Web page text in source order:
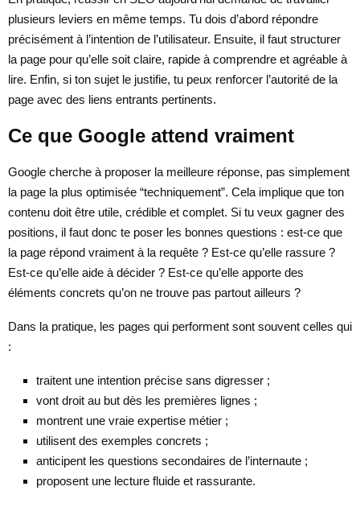
plusieurs leviers en même temps. Tu dois d’abord répondre
précisément à l’intention de l’utilisateur. Ensuite, il faut structurer
la page pour qu’elle soit claire, rapide à comprendre et agréable à
lire. Enfin, si ton sujet le justifie, tu peux renforcer l’autorité de la
page avec des liens entrants pertinents.
Ce que Google attend vraiment
Google cherche à proposer la meilleure réponse, pas simplement
la page la plus optimisée “techniquement”. Cela implique que ton
contenu doit être utile, crédible et complet. Si tu veux gagner des
positions, il faut donc te poser les bonnes questions : est-ce que
la page répond vraiment à la requête ? Est-ce qu’elle rassure ?
Est-ce qu’elle aide à décider ? Est-ce qu’elle apporte des
éléments concrets qu’on ne trouve pas partout ailleurs ?
Dans la pratique, les pages qui performent sont souvent celles qui
:
traitent une intention précise sans digresser ;
vont droit au but dès les premières lignes ;
montrent une vraie expertise métier ;
utilisent des exemples concrets ;
anticipent les questions secondaires de l’internaute ;
proposent une lecture fluide et rassurante.